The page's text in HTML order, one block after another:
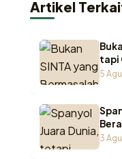
Artikel
tapi
5
3